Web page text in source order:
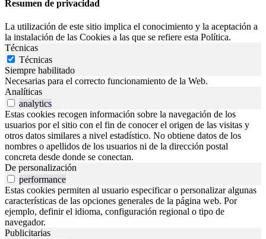
Resumen de privacidad
La utilización de este sitio implica el conocimiento y la aceptación a
la instalación de las Cookies a las que se refiere esta Política.
Técnicas
Técnicas
Siempre habilitado
Necesarias para el correcto funcionamiento de la Web.
Analíticas
analytics
Estas cookies recogen información sobre la navegación de los
usuarios por el sitio con el fin de conocer el origen de las visitas y
otros datos similares a nivel estadístico. No obtiene datos de los
nombres o apellidos de los usuarios ni de la dirección postal
concreta desde donde se conectan.
De personalización
performance
Estas cookies permiten al usuario especificar o personalizar algunas
características de las opciones generales de la página web. Por
ejemplo, definir el idioma, configuración regional o tipo de
navegador.
Publicitarias